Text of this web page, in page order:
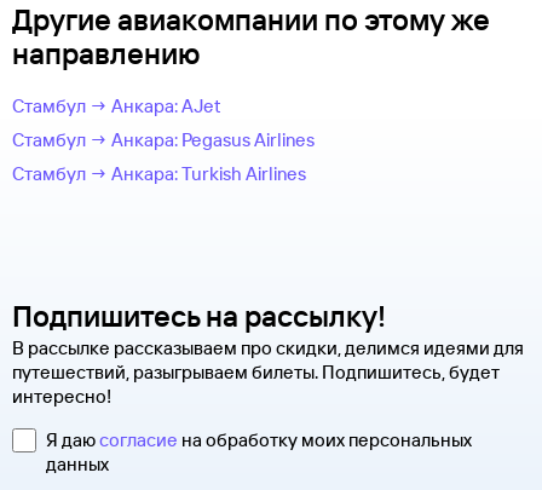
Другие авиакомпании по этому же
направлению
Стамбул → Анкара: AJet
Стамбул → Анкара: Pegasus Airlines
Стамбул → Анкара: Turkish Airlines
Подпишитесь на рассылку!
В рассылке рассказываем про скидки, делимся идеями для
путешествий, разыгрываем билеты. Подпишитесь, будет
интересно!
Я даюсогласие на обработку моих персональных
данных